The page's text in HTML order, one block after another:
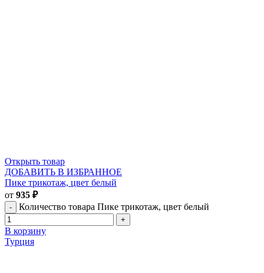
Открыть товар
ДОБАВИТЬ В ИЗБРАННОЕ
Пике трикотаж, цвет белый
от 935 ₽
Количество товара Пике трикотаж, цвет белый
В корзину
Турция